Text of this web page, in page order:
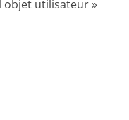
objet utilisateur»